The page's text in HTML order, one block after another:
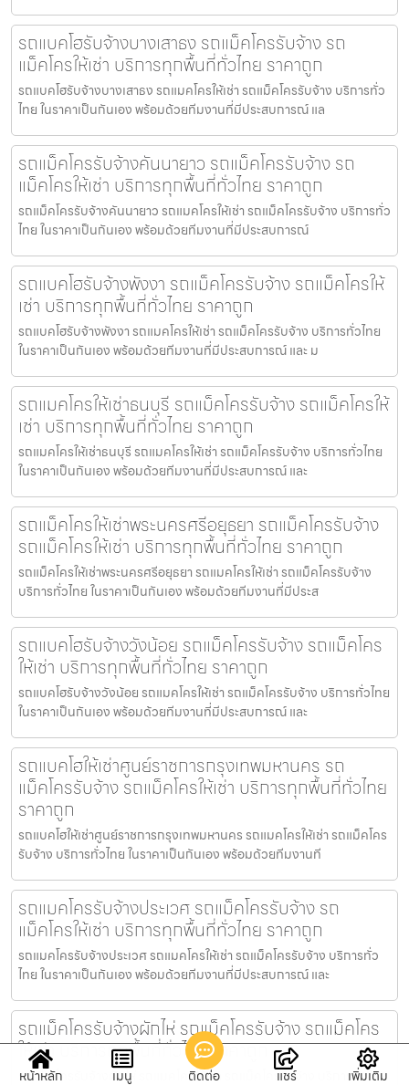
รถแบคโฮรับจ้างบางเสาธง รถแม็คโครรับจ้าง รถ
แม็คโครให้เช่า บริการทุกพื้นที่ทั่วไทย ราคาถูก
รถแบคโฮรับจ้างบางเสาธง รถแมคโครให้เช่า รถแม็คโครรับจ้าง บริการทั่ว
ไทย ในราคาเป็นกันเอง พร้อมด้วยทีมงานที่มีประสบการณ์ แล
รถแม็คโครรับจ้างคันนายาว รถแม็คโครรับจ้าง รถ
แม็คโครให้เช่า บริการทุกพื้นที่ทั่วไทย ราคาถูก
รถแม็คโครรับจ้างคันนายาว รถแมคโครให้เช่า รถแม็คโครรับจ้าง บริการทั่ว
ไทย ในราคาเป็นกันเอง พร้อมด้วยทีมงานที่มีประสบการณ์
รถแบคโฮรับจ้างพังงา รถแม็คโครรับจ้าง รถแม็คโครให้
เช่า บริการทุกพื้นที่ทั่วไทย ราคาถูก
รถแบคโฮรับจ้างพังงา รถแมคโครให้เช่า รถแม็คโครรับจ้าง บริการทั่วไทย
ในราคาเป็นกันเอง พร้อมด้วยทีมงานที่มีประสบการณ์ และ ม
รถแมคโครให้เช่าธนบุรี รถแม็คโครรับจ้าง รถแม็คโครให้
เช่า บริการทุกพื้นที่ทั่วไทย ราคาถูก
รถแมคโครให้เช่าธนบุรี รถแมคโครให้เช่า รถแม็คโครรับจ้าง บริการทั่วไทย
ในราคาเป็นกันเอง พร้อมด้วยทีมงานที่มีประสบการณ์ และ
รถแม็คโครให้เช่าพระนครศรีอยุธยา รถแม็คโครรับจ้าง
รถแม็คโครให้เช่า บริการทุกพื้นที่ทั่วไทย ราคาถูก
รถแม็คโครให้เช่าพระนครศรีอยุธยา รถแมคโครให้เช่า รถแม็คโครรับจ้าง
บริการทั่วไทย ในราคาเป็นกันเอง พร้อมด้วยทีมงานที่มีประส
รถแบคโฮรับจ้างวังน้อย รถแม็คโครรับจ้าง รถแม็คโคร
ให้เช่า บริการทุกพื้นที่ทั่วไทย ราคาถูก
รถแบคโฮรับจ้างวังน้อย รถแมคโครให้เช่า รถแม็คโครรับจ้าง บริการทั่วไทย
ในราคาเป็นกันเอง พร้อมด้วยทีมงานที่มีประสบการณ์ และ
รถแบคโฮให้เช่าศูนย์ราชการกรุงเทพมหานคร รถ
แม็คโครรับจ้าง รถแม็คโครให้เช่า บริการทุกพื้นที่ทั่วไทย
ราคาถูก
รถแบคโฮให้เช่าศูนย์ราชการกรุงเทพมหานคร รถแมคโครให้เช่า รถแม็คโคร
รับจ้าง บริการทั่วไทย ในราคาเป็นกันเอง พร้อมด้วยทีมงานที
รถแมคโครรับจ้างประเวศ รถแม็คโครรับจ้าง รถ
แม็คโครให้เช่า บริการทุกพื้นที่ทั่วไทย ราคาถูก
รถแมคโครรับจ้างประเวศ รถแมคโครให้เช่า รถแม็คโครรับจ้าง บริการทั่ว
ไทย ในราคาเป็นกันเอง พร้อมด้วยทีมงานที่มีประสบการณ์ และ
รถแม็คโครรับจ้างผักไห่ รถแม็คโครรับจ้าง รถแม็คโคร
ให้เช่า บริการทุกพื้นที่ทั่วไทย ราคาถูก
รถแม็คโครรับจ้างผักไห่ รถแมคโครให้เช่า รถแม็คโครรับจ้าง บริการทั่วไทย
หน้าหลัก เมนู ติดต่อ แชร์ เพิ่มเติม